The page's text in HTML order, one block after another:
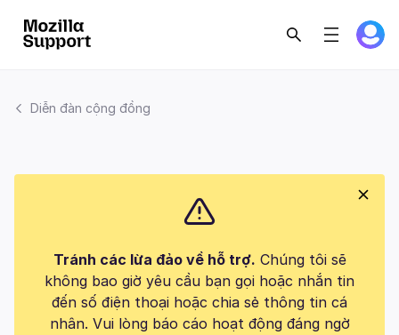
Diễn đàn cộng đồng
Tránh các lừa đảo về hỗ trợ. Chúng tôi sẽ
không bao giờ yêu cầu bạn gọi hoặc nhắn tin
đến số điện thoại hoặc chia sẻ thông tin cá
nhân. Vui lòng báo cáo hoạt động đáng ngờ